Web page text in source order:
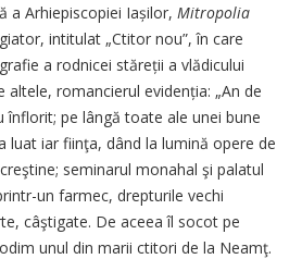
a Arhiepiscopiei Iașilor, Mitropolia
intitulat „Ctitor nou”, în care
a rodnicei stăreții a vlădicului
romancierul evidenția: „An de
înflorit; pe lângă toate ale unei bune
luat iar fiinţa, dând la lumină opere de
seminarul monahal şi palatul
un farmec, drepturile vechi
câştigate. De aceea îl socot pe
unul din marii ctitori de la Neamţ.